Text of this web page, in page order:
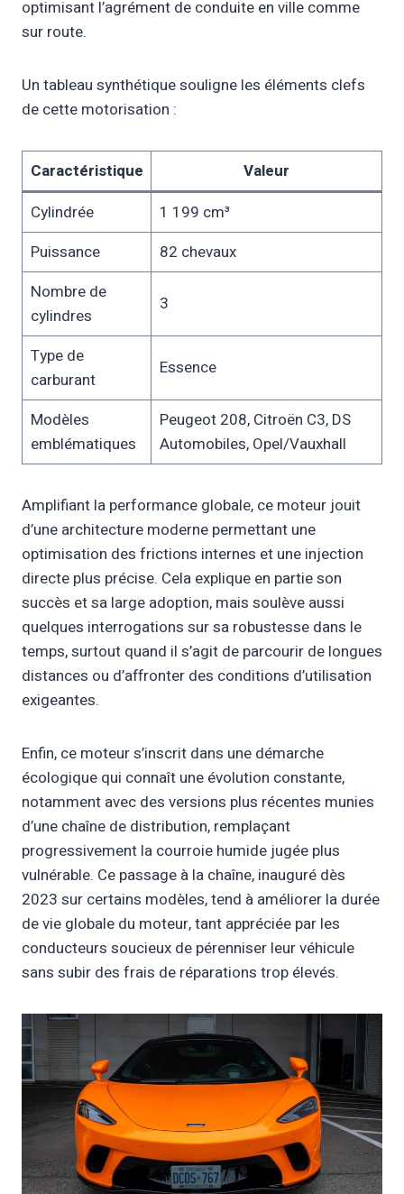
optimisant l’agrément de conduite en ville comme
sur route.
Un tableau synthétique souligne les éléments clefs
de cette motorisation :
Caractéristique
Valeur
Cylindrée
1 199 cm³
Puissance
82 chevaux
Nombre de
cylindres
3
Type de
carburant
Essence
Modèles
emblématiques
Peugeot 208, Citroën C3, DS
Automobiles, Opel/Vauxhall
Amplifiant la performance globale, ce moteur jouit
d’une architecture moderne permettant une
optimisation des frictions internes et une injection
directe plus précise. Cela explique en partie son
succès et sa large adoption, mais soulève aussi
quelques interrogations sur sa robustesse dans le
temps, surtout quand il s’agit de parcourir de longues
distances ou d’affronter des conditions d’utilisation
exigeantes.
Enfin, ce moteur s’inscrit dans une démarche
écologique qui connaît une évolution constante,
notamment avec des versions plus récentes munies
d’une chaîne de distribution, remplaçant
progressivement la courroie humide jugée plus
vulnérable. Ce passage à la chaîne, inauguré dès
2023 sur certains modèles, tend à améliorer la durée
de vie globale du moteur, tant appréciée par les
conducteurs soucieux de pérenniser leur véhicule
sans subir des frais de réparations trop élevés.